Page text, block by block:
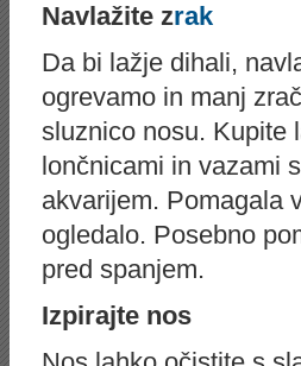
Navlažite zrak
Da bi lažje dihali,
ogrevamo in manj
sluznico nosu. Kupite
lončnicami in vazami
akvarijem. Pomagala
ogledalo. Posebno
pred spanjem.
Izpirajte nos